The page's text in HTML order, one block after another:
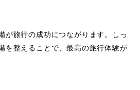
が旅行の成功につながります。しっ
を整えることで、最高の旅行体験が